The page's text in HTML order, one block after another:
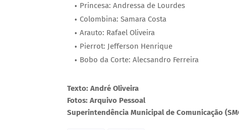
Princesa: Andressa de Lourdes
Colombina: Samara Costa
Arauto: Rafael Oliveira
Pierrot: Jefferson Henrique
Bobo da Corte: Alecsandro Ferreira
Texto: André Oliveira
Fotos: Arquivo Pessoal
Superintendência Municipal de Comunicação